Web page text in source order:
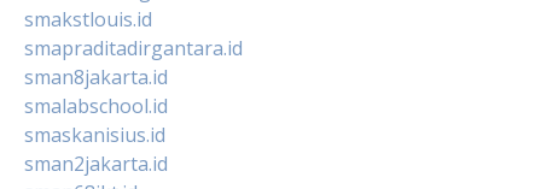
smakstlouis.id
smapraditadirgantara.id
sman8jakarta.id
smalabschool.id
smaskanisius.id
sman2jakarta.id